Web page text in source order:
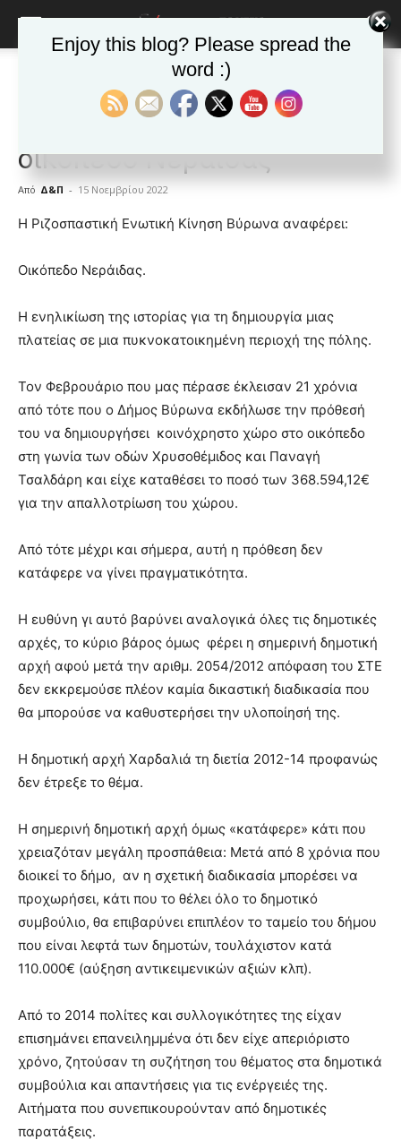
Ανακοινώσεις - Δελτία τύπου
Ανακοινώσεις - Δελτία τύπου Δημοφιλή άρθρα
Η Ρ.Ε.Κ Βύρωνα για το
οικόπεδο Νεράιδας
Από Δ&Π - 15 Νοεμβρίου 2022
blonde
hot
show.desi
xxx
teaches
you
the
of
pain.
pornhun
porn
Η Ριζοσπαστική Ενωτική Κίνηση Βύρωνα αναφέρει:
Οικόπεδο Νεράιδας.
Η ενηλικίωση της ιστορίας για τη δημιουργία μιας
πλατείας σε μια πυκνοκατοικημένη περιοχή της πόλης.
Τον Φεβρουάριο που μας πέρασε έκλεισαν 21 χρόνια
από τότε που ο Δήμος Βύρωνα εκδήλωσε την πρόθεσή
του να δημιουργήσει κοινόχρηστο χώρο στο οικόπεδο
στη γωνία των οδών Χρυσοθέμιδος και Παναγή
Τσαλδάρη και είχε καταθέσει το ποσό των 368.594,12€
για την απαλλοτρίωση του χώρου.
Από τότε μέχρι και σήμερα, αυτή η πρόθεση δεν
κατάφερε να γίνει πραγματικότητα.
Η ευθύνη γι αυτό βαρύνει αναλογικά όλες τις δημοτικές
αρχές, το κύριο βάρος όμως φέρει η σημερινή δημοτική
αρχή αφού μετά την αριθμ. 2054/2012 απόφαση του ΣΤΕ
δεν εκκρεμούσε πλέον καμία δικαστική διαδικασία που
θα μπορούσε να καθυστερήσει την υλοποίησή της.
Η δημοτική αρχή Χαρδαλιά τη διετία 2012-14 προφανώς
δεν έτρεξε το θέμα.
Η σημερινή δημοτική αρχή όμως «κατάφερε» κάτι που
χρειαζόταν μεγάλη προσπάθεια: Μετά από 8 χρόνια που
διοικεί το δήμο, αν η σχετική διαδικασία μπορέσει να
προχωρήσει, κάτι που το θέλει όλο το δημοτικό
συμβούλιο, θα επιβαρύνει επιπλέον το ταμείο του δήμου
που είναι λεφτά των δημοτών, τουλάχιστον κατά
110.000€ (αύξηση αντικειμενικών αξιών κλπ).
Από το 2014 πολίτες και συλλογικότητες της είχαν
επισημάνει επανειλημμένα ότι δεν είχε απεριόριστο
χρόνο, ζητούσαν τη συζήτηση του θέματος στα δημοτικά
συμβούλια και απαντήσεις για τις ενέργειές της.
Αιτήματα που συνεπικουρούνταν από δημοτικές
παρατάξεις.
Enjoy this blog? Please spread the
word :)